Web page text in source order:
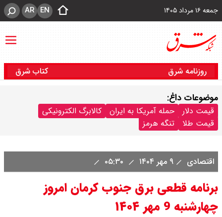
جمعه ۱۶ مرداد ۱۴۰۵ EN
AR
روزنامه شرق کتاب شرق
موضوعات داغ:
قیمت دلار حمله آمریکا به ایران
کالابرگ الکترونیکی
قیمت طلا
تنگه هرمز
اقتصادی ۹ مهر ۱۴۰۴
برنامه قطعی برق جنوب کرمان امروز
چهارشنبه 9 مهر ۱۴۰۴